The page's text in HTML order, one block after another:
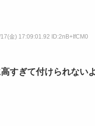
金) 17:09:01.92 ID:2nB+IfCM0
すぎて付けられない